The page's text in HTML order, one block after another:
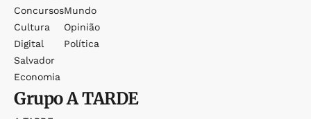
Concursos
Cultura
Digital
Salvador
Economia
Mundo
Opinião
Política
GrupoA TARDE